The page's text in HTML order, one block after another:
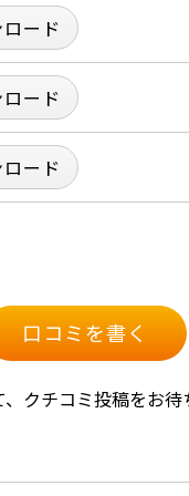
ード
ード
ード
口コミを書く
クチコミ投稿をお